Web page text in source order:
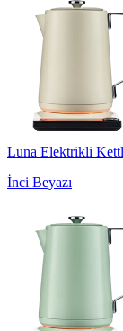
Luna Elektrikli
İnci Beyazı